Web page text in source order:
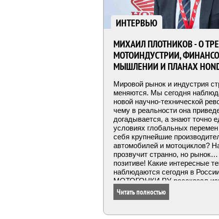
ИНТЕРВЬЮ
МИХАИЛ ПЛОТНИКОВ - О
МОТОИНДУСТРИИ,
МЫШЛЕНИИ И ПЛАНАХ
Мировой рынок и индустрия
меняются. Мы сегодня
новой научно-технической
чему в реальности она
догадывается, а знают точно
условиях глобальных
себя крупнейшие
автомобилей и мотоциклов?
прозвучит странно, но
позитиве! Какие интересные
наблюдаются сегодня в
МОТОГОНКИ.РУ рассказал
директор Honda Motor RUS
Плотников.
Читать полностью